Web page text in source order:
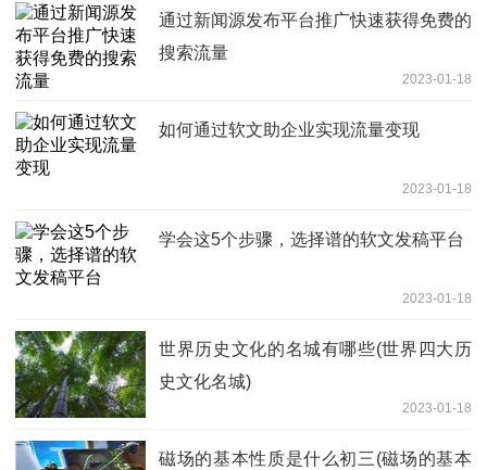
通过新闻源发布平台推广快速获得免费的
搜索流量
2023-01-18
如何通过软文助企业实现流量变现
2023-01-18
学会这5个步骤，选择谱的软文发稿平台
2023-01-18
世界历史文化的名城有哪些(世界四大历
史文化名城)
2023-01-18
磁场的基本性质是什么初三(磁场的基本